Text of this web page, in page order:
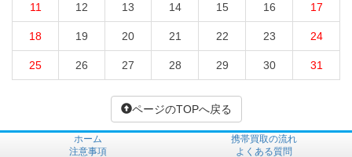
11 12 13 14 15 16 17
18 19 20 21 22 23 24
25 26 27 28 29 30 31
ページのTOPへ戻る
ホーム
携帯買取の流れ
注意事項
よくある質問